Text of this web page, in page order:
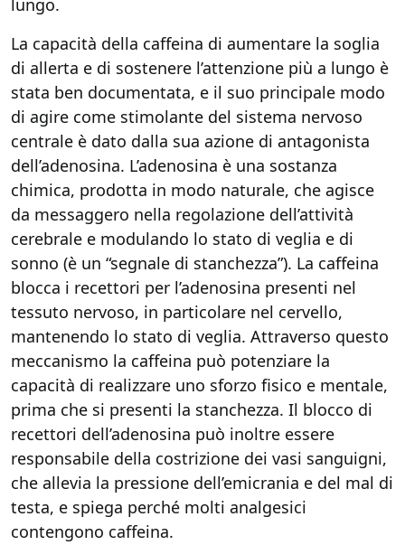
lungo.
La capacità della caffeina di aumentare la soglia
di allerta e di sostenere l’attenzione più a lungo è
stata ben documentata, e il suo principale modo
di agire come stimolante del sistema nervoso
centrale è dato dalla sua azione di antagonista
dell’adenosina. L’adenosina è una sostanza
chimica, prodotta in modo naturale, che agisce
da messaggero nella regolazione dell’attività
cerebrale e modulando lo stato di veglia e di
sonno (è un “segnale di stanchezza”). La caffeina
blocca i recettori per l’adenosina presenti nel
tessuto nervoso, in particolare nel cervello,
mantenendo lo stato di veglia. Attraverso questo
meccanismo la caffeina può potenziare la
capacità di realizzare uno sforzo fisico e mentale,
prima che si presenti la stanchezza. Il blocco di
recettori dell’adenosina può inoltre essere
responsabile della costrizione dei vasi sanguigni,
che allevia la pressione dell’emicrania e del mal di
testa, e spiega perché molti analgesici
contengono caffeina.